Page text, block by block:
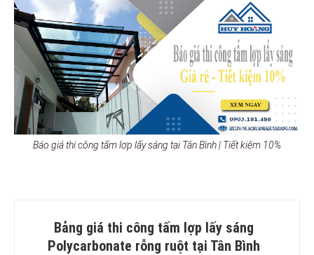
Báo giá thi công tấm lợp lấy sáng tại Tân Bình | Tiết kiệm 10%
Bảng giá thi công tấm lợp lấy sáng
Polycarbonate rỗng ruột tại Tân Bình